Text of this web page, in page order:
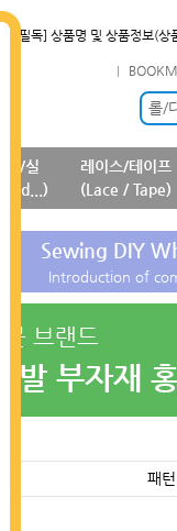
필독] 상품명 및 상품정보(상
확인] 7월 신규 등록상품
필독] 판매 중단 패턴상품
롤/
재/실
레이스/테이프
(Lace / Tape)
Sewing DIY
Introduction of
브랜드
발 부자재
패턴